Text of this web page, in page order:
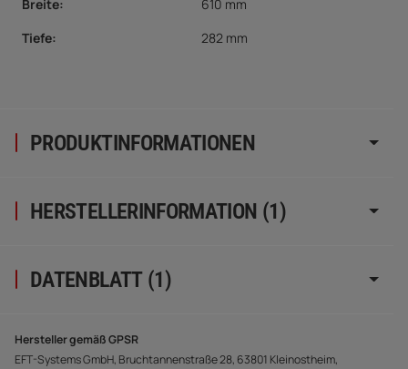
PRODUKTINFORMATIONEN
Breite:
610 mm
Tiefe:
282 mm
HERSTELLERINFORMATION (1)
DATENBLATT (1)
Hersteller gemäß GPSR
EFT-Systems GmbH, Bruchtannenstraße 28, 63801 Kleinostheim,